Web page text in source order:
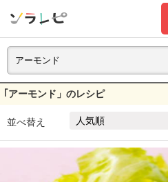
｢アーモンド」のレシピ
並べ替え